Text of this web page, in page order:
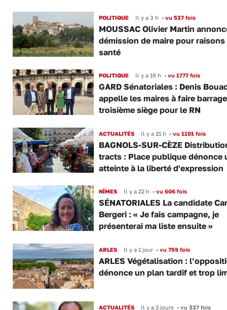
POLITIQUE Il y a 3 h •vu 537 fois
MOUSSAC Olivier Martin
démission de maire pour raisons
santé
POLITIQUE Il y a 19 h •vu 1777 fois
GARD Sénatoriales : Denis
appelle les maires à faire
troisième siège pour le RN
ACTUALITÉS Il y a 21 h •vu 1101 fois
BAGNOLS-SUR-CÈZE
tracts : Place publique dénonce
atteinte à la liberté d'expression
NÎMES Il y a 22 h •vu 606 fois
SÉNATORIALES La candidate
Bergeri : « Je fais campagne, je
présenterai ma liste ensuite »
ARLES Il y a 1 jour •vu 759 fois
ARLES Végétalisation :
dénonce un plan tardif et trop
ACTUALITÉS Il y a 2 jours •vu 337 fois